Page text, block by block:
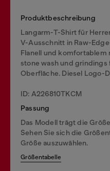
Produktbeschreibung
Langarm-T-Shirt für
V-Ausschnitt in Raw-
Flanell und komfortablem
stone wash und
Oberfläche. Diesel Logo-
ID: A226810TKCM
Passung
Das Modell trägt die
Sehen Sie sich die
Größe auszuwählen.
Größentabelle